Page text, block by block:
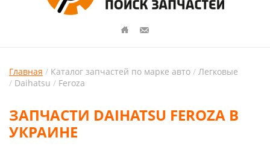
Главная Каталог запчастей по марке авто
Легковые
Daihatsu
Feroza
ЗАПЧАСТИ DAIHATSU FEROZA В
УКРАИНЕ